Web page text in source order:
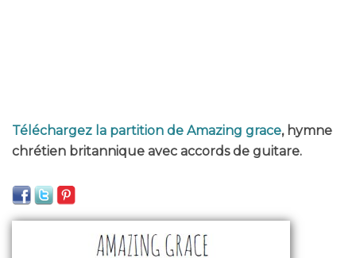
Téléchargez la partition de Amazing grace, hymne
chrétien britannique avec accords de guitare.